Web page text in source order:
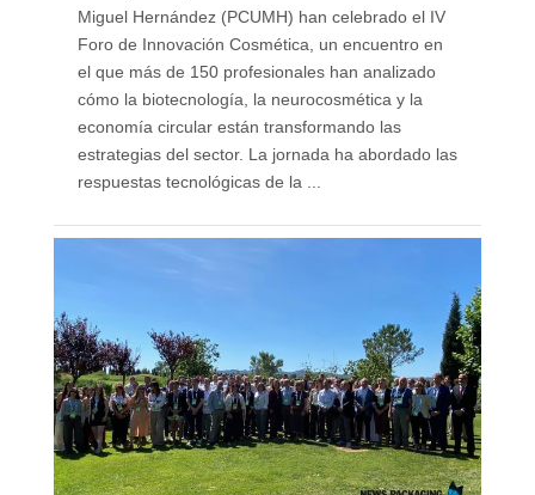
Miguel Hernández (PCUMH) han celebrado el IV
Foro de Innovación Cosmética, un encuentro en
el que más de 150 profesionales han analizado
cómo la biotecnología, la neurocosmética y la
economía circular están transformando las
estrategias del sector. La jornada ha abordado las
respuestas tecnológicas de la ...